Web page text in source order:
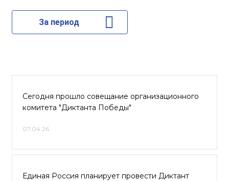
За период
Сегодня прошло совещание организационного
комитета "Диктанта Победы"
07.04.26
Единая Россия планирует провести Диктант